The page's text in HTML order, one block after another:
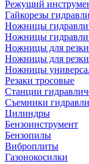
Режущий
Гайкорезы
Ножницы
Ножницы
Ножницы для резки
Ножницы для резки
Ножницы
Резаки тросовые
Станции
Съемники
Цилиндры
Бензоинструмент
Бензопилы
Виброплиты
Газонокосилки